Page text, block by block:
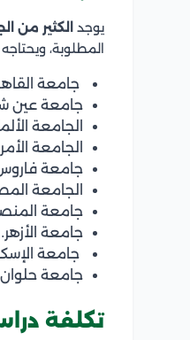
يوجد الكثير من
المطلوبة،
جامعة
جامعة عين
الجامعة
الجامعة
جامعة فاروس
الجامعة
جامعة
جامعة الأزهر.
جامعة
جامعة
تكلفة